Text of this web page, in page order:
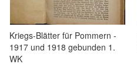
Kriegs-Blätter für Pommern -
1917 und 1918 gebunden 1.
WK